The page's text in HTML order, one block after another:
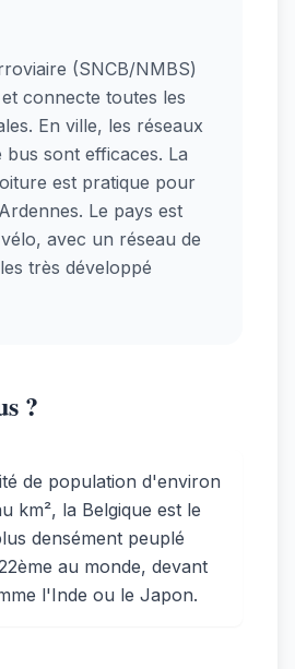
(SNCB/NMBS)
connecte toutes les
En ville, les réseaux
bus sont efficaces. La
est pratique pour
Le pays est
avec un réseau de
très développé
?
de population d'environ
km², la Belgique est le
densément peuplé
au monde, devant
l'Inde ou le Japon.